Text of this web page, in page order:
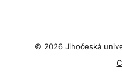
© 2026 Jihočeská